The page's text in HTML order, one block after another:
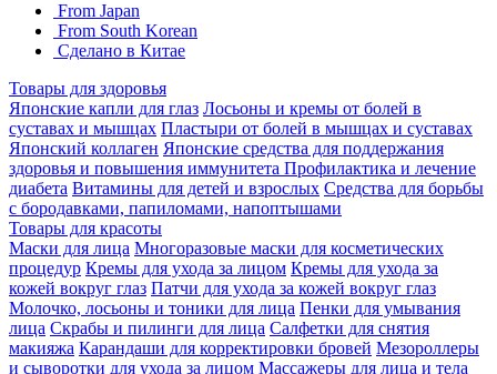
From Japan
From South Korean
Сделано в Китае
Товары для здоровья
Японские капли для глаз Лосьоны и кремы от болей в
суставах и мышцах Пластыри от болей в мышцах и суставах
Японский коллаген Японские средства для поддержания
здоровья и повышения иммунитета Профилактика и лечение
диабета Витамины для детей и взрослых Средства для борьбы
с бородавками, папиломами, напоптышами
Товары для красоты
Маски для лица Многоразовые маски для косметических
процедур Кремы для ухода за лицом Кремы для ухода за
кожей вокруг глаз Патчи для ухода за кожей вокруг глаз
Молочко, лосьоны и тоники для лица Пенки для умывания
лица Скрабы и пилинги для лица Салфетки для снятия
макияжа Карандаши для корректировки бровей Мезороллеры
и сыворотки для ухода за лицом Массажеры для лица и тела